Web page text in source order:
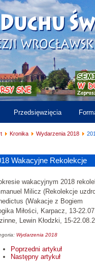
Przedsięwzięcia
Kronika Wydarzenia 2018
Wakacyjne Rekolekcje
wakacyjnym 2018
Milicz (Rekolekcje
(Wakacje z Bogiem
Miłości, Karpacz, 13-
Lewin Kłodzki, 15-
Wydarzenia 2018
Poprzedni artykuł
Następny artykuł